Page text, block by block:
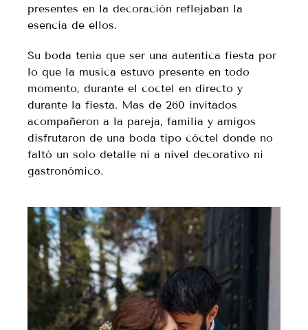
presentes en la decoración reflejaban la
esencia de ellos.
Su boda tenia que ser una autentica fiesta por
lo que la musica estuvo presente en todo
momento, durante el coctel en directo y
durante la fiesta. Mas de 260 invitados
acompañeron a la pareja, familia y amigos
disfrutaron de una boda tipo cóctel donde no
faltó un solo detalle ni a nivel decorativo ni
gastronómico.